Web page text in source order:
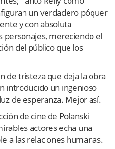
un verdadero póquer
y con absoluta
personajes, mereciendo el
del público que los
de tristeza que deja la obra
introducido un ingenioso
de esperanza. Mejor así.
de cine de Polanski
actores echa una
a las relaciones humanas.